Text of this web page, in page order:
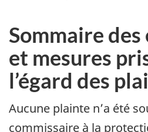
Sommaire des
et mesures
l’égard des
Aucune plainte n’a été
commissaire à la